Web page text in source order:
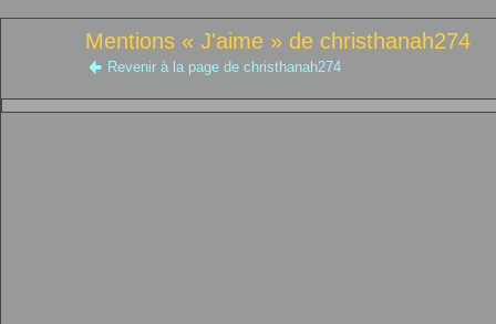
Mentions « J'aime » de christhanah274
Revenir à la page de christhanah274